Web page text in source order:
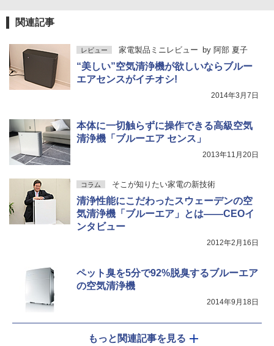
関連記事
レビュー 家電製品ミニレビュー by 阿部 夏子
“美しい”空気清浄機が欲しいならブルー
エアセンスがイチオシ!
2014年3月7日
本体に一切触らずに操作できる高級空気
清浄機「ブルーエア センス」
2013年11月20日
コラム そこが知りたい家電の新技術
清浄性能にこだわったスウェーデンの空
気清浄機「ブルーエア」とは――CEOイ
ンタビュー
2012年2月16日
ペット臭を5分で92%脱臭するブルーエア
の空気清浄機
2014年9月18日
もっと関連記事を見る